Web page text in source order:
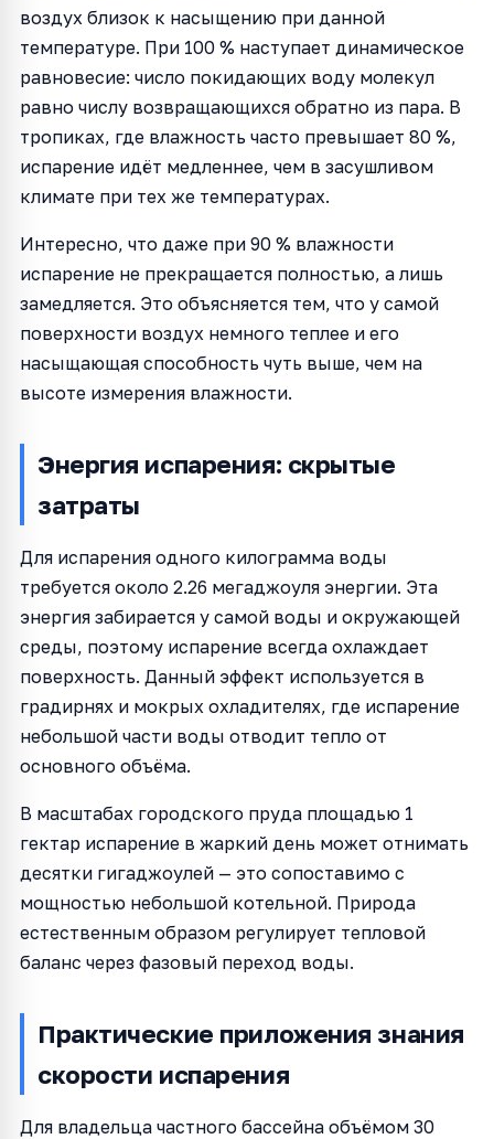
воздух близок к насыщению при данной
температуре. При 100 % наступает динамическое
равновесие: число покидающих воду молекул
равно числу возвращающихся обратно из пара. В
тропиках, где влажность часто превышает 80 %,
испарение идёт медленнее, чем в засушливом
климате при тех же температурах.
Интересно, что даже при 90 % влажности
испарение не прекращается полностью, а лишь
замедляется. Это объясняется тем, что у самой
поверхности воздух немного теплее и его
насыщающая способность чуть выше, чем на
высоте измерения влажности.
Энергия испарения: скрытые
затраты
Для испарения одного килограмма воды
требуется около 2.26 мегаджоуля энергии. Эта
энергия забирается у самой воды и окружающей
среды, поэтому испарение всегда охлаждает
поверхность. Данный эффект используется в
градирнях и мокрых охладителях, где испарение
небольшой части воды отводит тепло от
основного объёма.
В масштабах городского пруда площадью 1
гектар испарение в жаркий день может отнимать
десятки гигаджоулей — это сопоставимо с
мощностью небольшой котельной. Природа
естественным образом регулирует тепловой
баланс через фазовый переход воды.
Практические приложения знания
скорости испарения
Для владельца частного бассейна объёмом 30